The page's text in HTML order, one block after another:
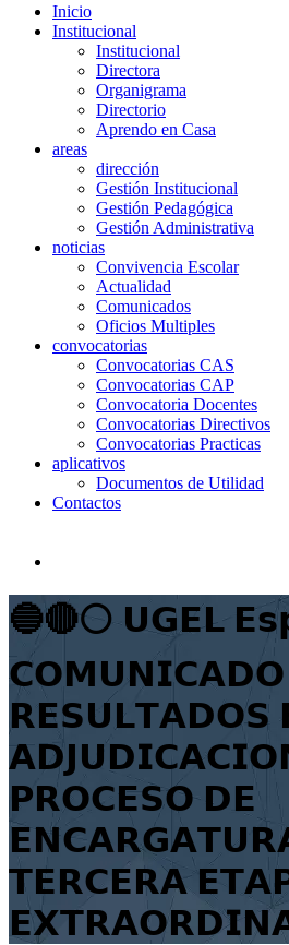
Inicio
Institucional
Institucional
Directora
Organigrama
Directorio
Aprendo en Casa
areas
dirección
Gestión Institucional
Gestión Pedagógica
Gestión Administrativa
noticias
Convivencia Escolar
Actualidad
Comunicados
Oficios Multiples
convocatorias
Convocatorias CAS
Convocatorias CAP
Convocatoria Docentes
Convocatorias Directivos
Convocatorias Practicas
aplicativos
Documentos de Utilidad
Contactos
🔵🔴⚪️ 𝗨𝗚𝗘𝗟
𝗖𝗢𝗠𝗨𝗡𝗜𝗖𝗔𝗗𝗢
𝗥𝗘𝗦𝗨𝗟𝗧𝗔𝗗𝗢𝗦
𝗣𝗥𝗢𝗖𝗘𝗦𝗢 𝗗𝗘
𝗧𝗘𝗥𝗖𝗘𝗥𝗔